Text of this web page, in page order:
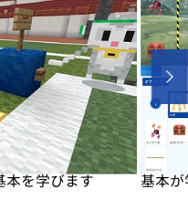
本を学びます 基本